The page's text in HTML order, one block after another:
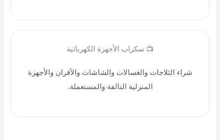
📺 سكراب الأجهزة الكهربائية
شراء الثلاجات والغسالات والشاشات والأفران والأجهزة
المنزلية التالفة والمستعملة.